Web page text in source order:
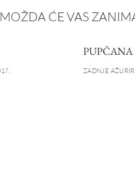
MOŽDA ĆE VAS
ZADNJE